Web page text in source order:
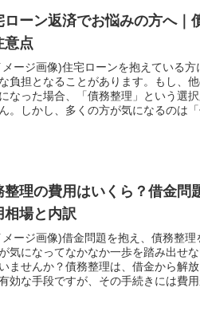
ローン返済でお悩みの方へ｜
意点
ージ画像)住宅ローンを抱えている方
負担となることがあります。もし、
なった場合、「債務整理」という選
。しかし、多くの方が気になるのは「
整理の費用はいくら？借金問
相場と内訳
ージ画像)借金問題を抱え、債務整理
気になってなかなか一歩を踏み出せ
ませんか？債務整理は、借金から解
効な手段ですが、その手続きには費用